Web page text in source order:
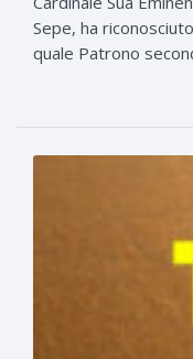
Sepe, ha
quale Patrono